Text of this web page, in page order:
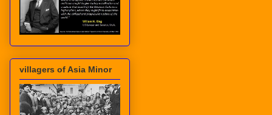
villagers of Asia Minor